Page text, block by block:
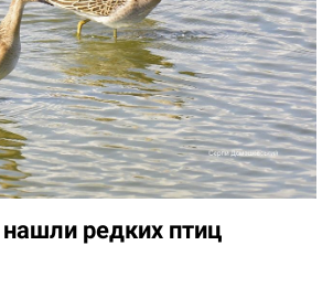
редких птиц